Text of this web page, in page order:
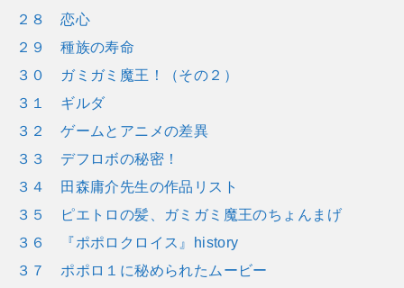
２８ 恋心
２９ 種族の寿命
３０ ガミガミ魔王！（その２）
３１ ギルダ
３２ ゲームとアニメの差異
３３ デフロボの秘密！
３４ 田森庸介先生の作品リスト
３５ ピエトロの髪、ガミガミ魔王のちょんまげ
３６ 『ポポロクロイス』history
３７ ポポロ１に秘められたムービー